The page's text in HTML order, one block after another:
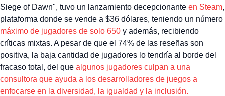
Siege of Dawn", tuvo un lanzamiento decepcionante en Steam,
plataforma donde se vende a $36 dólares, teniendo un número
máximo de jugadores de solo 650 y además, recibiendo
críticas mixtas. A pesar de que el 74% de las reseñas son
positiva, la baja cantidad de jugadores lo tendría al borde del
fracaso total, del que algunos jugadores culpan a una
consultora que ayuda a los desarrolladores de juegos a
enfocarse en la diversidad, la igualdad y la inclusión.